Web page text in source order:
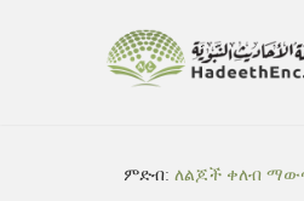
ምድብ:ለልጆች ቀለብ